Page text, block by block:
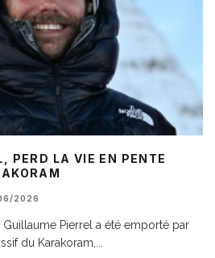
PERD LA VIE EN PENTE
2026
Pierrel a été emporté par
du Karakoram,...